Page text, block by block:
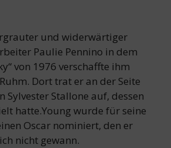
und widerwärtiger
Paulie Pennino in dem
von 1976 verschaffte ihm
Dort trat er an der Seite
Sylvester Stallone auf, dessen
hatte.Young wurde für seine
Oscar nominiert, den er
nicht gewann.